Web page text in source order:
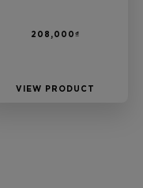
208,000₫
VIEW PRODUCT